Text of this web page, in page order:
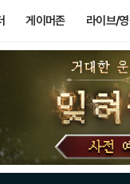
게이머존 라이브/